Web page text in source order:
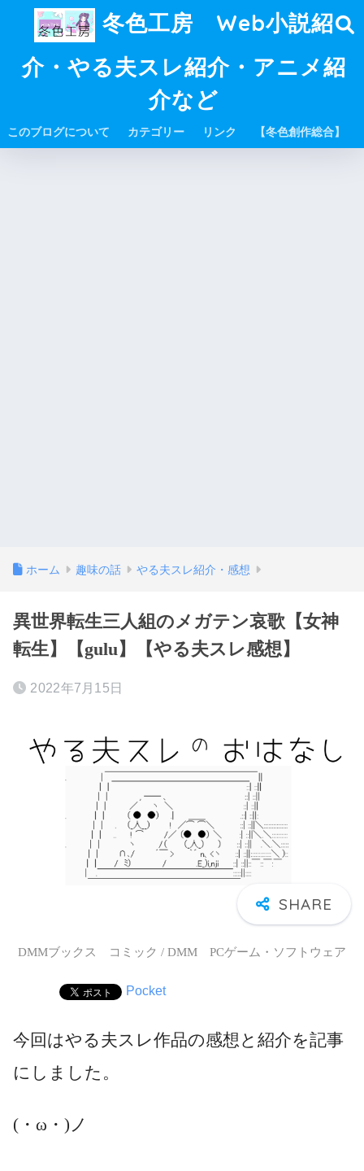
冬色工房 Web小説紹
介・やる夫スレ紹介・アニメ紹
介など
このブログについて カテゴリー リンク 【冬色創作総合】
ホーム 趣味の話 やる夫スレ紹介・感想
異世界転生三人組のメガテン哀歌【女神
転生】【gulu】【やる夫スレ感想】
2022年7月15日
DMMブックス コミック / DMM PCゲーム・ソフトウェア
Pocket
今回はやる夫スレ作品の感想と紹介を記事
にしました。
(・ω・)ノ